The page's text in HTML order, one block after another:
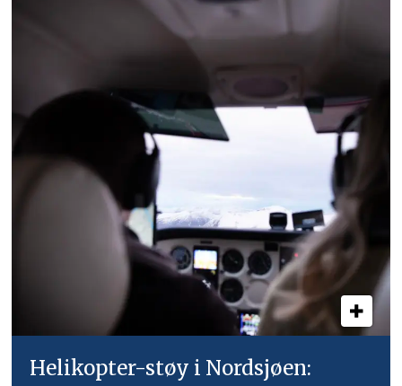
Helikopter-støy i Nordsjøen: